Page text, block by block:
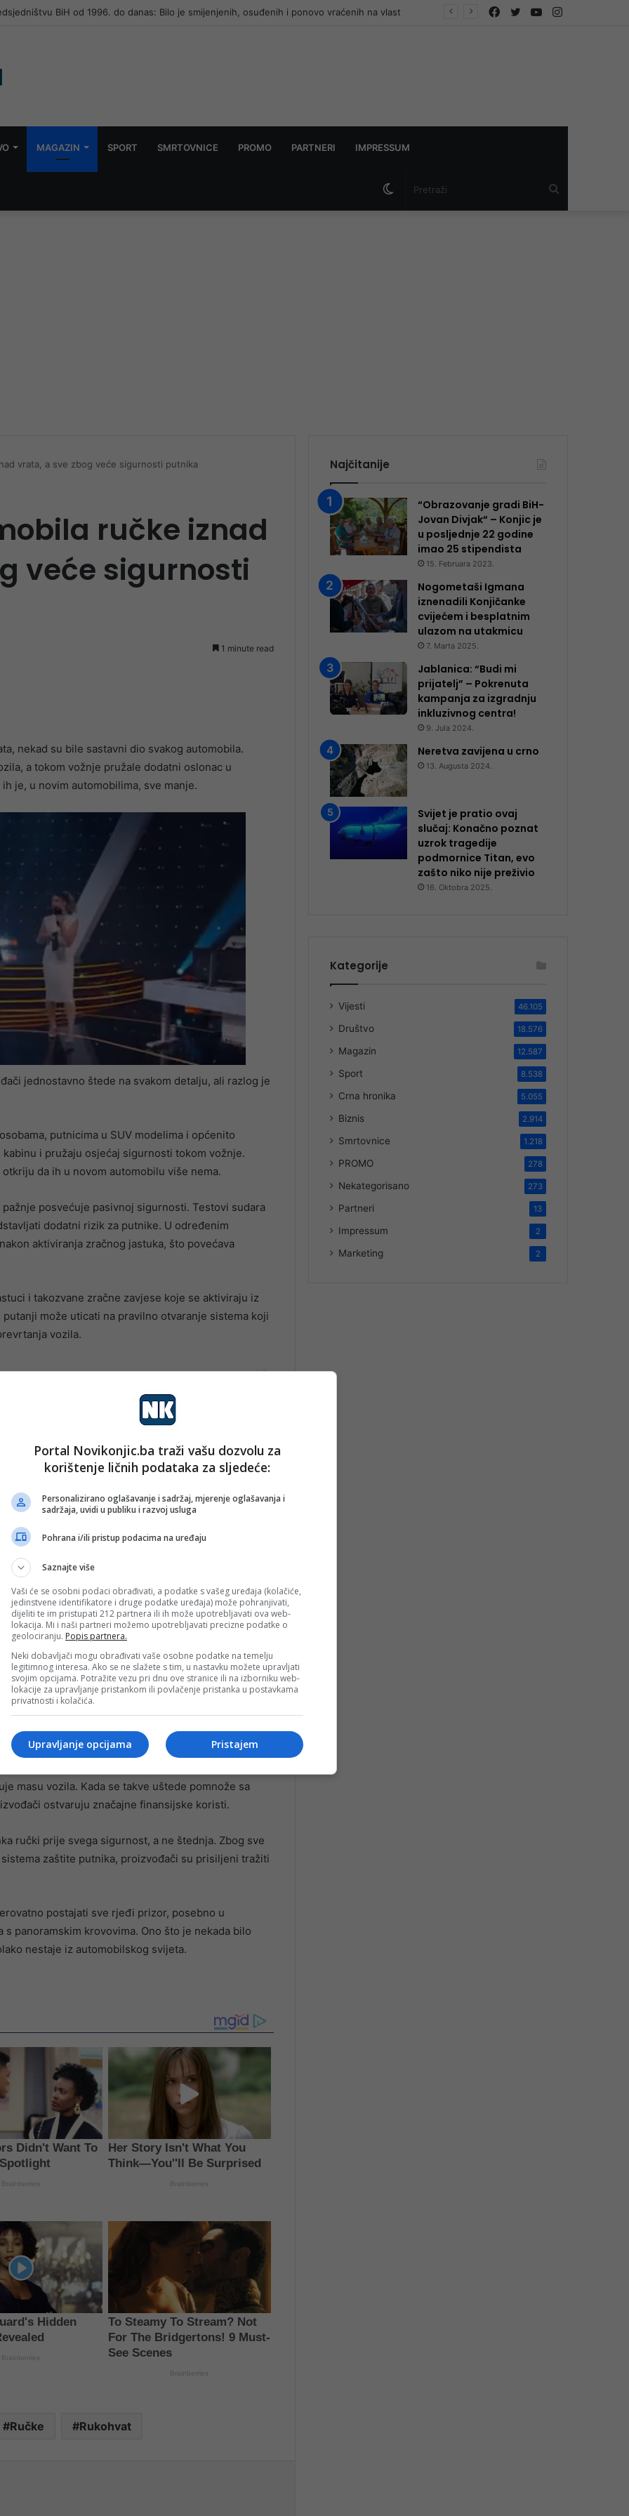
BiH od 1996. do danas: Bilo je smijenjenih, osuđenih i ponovo vraćenih na vlast Instagram
YouTube
Twitter
Facebook
MAGAZIN SPORT SMRTOVNICE PROMO PARTNERI IMPRESSUM
Switch
vrata, a sve zbog veće sigurnosti putnika
ručke iznad
veće sigurnosti
1 minute read
nekad su bile sastavni dio svakog automobila.
a tokom vožnje pružale dodatni oslonac u
je, u novim automobilima, sve manje.
jednostavno štede na svakom detalju, ali razlog je
putnicima u SUV modelima i općenito
kabinu i pružaju osjećaj sigurnosti tokom vožnje.
da ih u novom automobilu više nema.
posvećuje pasivnoj sigurnosti. Testovi sudara
dodatni rizik za putnike. U određenim
aktiviranja zračnog jastuka, što povećava
i takozvane zračne zavjese koje se aktiviraju iz
može uticati na pravilno otvaranje sistema koji
vozila.
staklenih krovova. Prostor u krovnoj
roletni, električnim instalacijama, senzorima i
jednostavno nema dovoljno mjesta.
dio koji se ukloni iz automobila smanjuje troškove
masu vozila. Kada se takve uštede pomnože sa
ostvaruju značajne finansijske koristi.
ručki prije svega sigurnost, a ne štednja. Zbog sve
zaštite putnika, proizvođači su prisiljeni tražiti
postajati sve rjeđi prizor, posebno u
panoramskim krovovima. Ono što je nekada bilo
nestaje iz automobilskog svijeta.
Ručke Rukohvat
Najčitanije
“Obrazovanje gradi BiH-
Jovan Divjak“ – Konjic je
u posljednje 22 godine
imao 25 ​​stipendista
15. Februara 2023.
Nogometaši Igmana
iznenadili Konjičanke
cvijećem i besplatnim
ulazom na utakmicu
7. Marta 2025.
Jablanica: “Budi mi
prijatelj” – Pokrenuta
kampanja za izgradnju
inkluzivnog centra!
9. Jula 2024.
Neretva zavijena u crno
13. Augusta 2024.
Svijet je pratio ovaj
slučaj: Konačno poznat
uzrok tragedije
podmornice Titan, evo
zašto niko nije preživio
16. Oktobra 2025.
Kategorije
Vijesti 46.105
Društvo 18.576
Magazin 12.587
Sport 8.538
Crna hronika 5.055
Biznis 2.914
Smrtovnice 1.218
PROMO 278
Nekategorisano 273
Partneri 13
Impressum 2
Marketing 2
Portal Novikonjic.ba traži vašu dozvolu za
korištenje ličnih podataka za sljedeće:
Personalizirano oglašavanje i sadržaj, mjerenje oglašavanja i
sadržaja, uvidi u publiku i razvoj usluga
Pohrana i/ili pristup podacima na uređaju
Saznajte više
Vaši će se osobni podaci obrađivati, a podatke s vašeg uređaja (kolačiće,
jedinstvene identifikatore i druge podatke uređaja) može pohranjivati,
dijeliti te im pristupati 212 partnera ili ih može upotrebljavati ova web-
lokacija. Mi i naši partneri možemo upotrebljavati precizne podatke o
geolociranju. Popis partnera.
Neki dobavljači mogu obrađivati vaše osobne podatke na temelju
legitimnog interesa. Ako se ne slažete s tim, u nastavku možete upravljati
svojim opcijama. Potražite vezu pri dnu ove stranice ili na izborniku web-
lokacije za upravljanje pristankom ili povlačenje pristanka u postavkama
privatnosti i kolačića.
Pristajem
Upravljanje opcijama